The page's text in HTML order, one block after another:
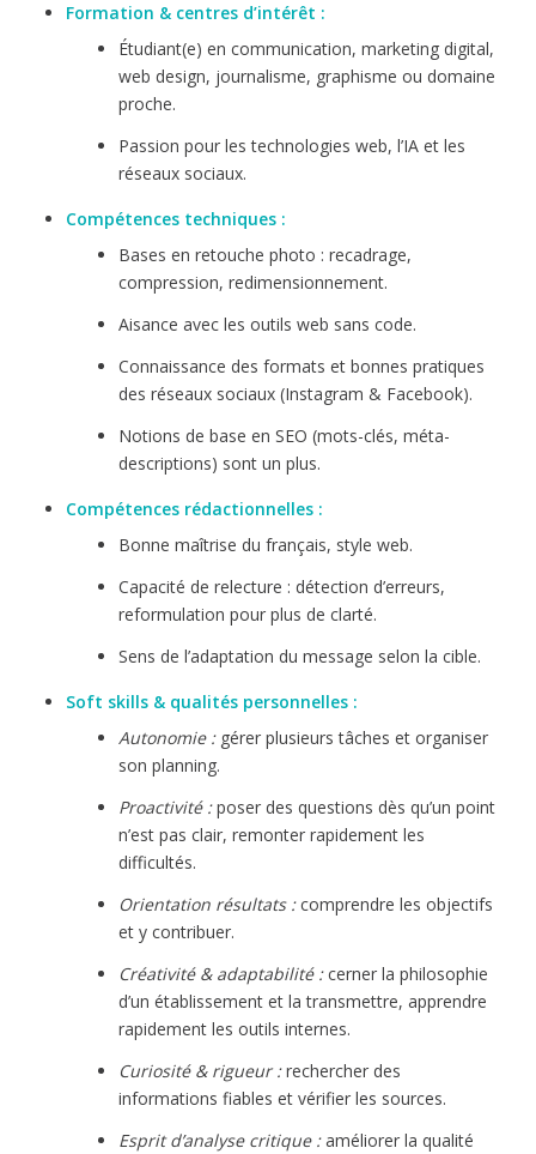
Formation & centres d’intérêt :
Étudiant(e) en communication, marketing digital,
web design, journalisme, graphisme ou domaine
proche.
Passion pour les technologies web, l’IA et les
réseaux sociaux.
Compétences techniques :
Bases en retouche photo : recadrage,
compression, redimensionnement.
Aisance avec les outils web sans code.
Connaissance des formats et bonnes pratiques
des réseaux sociaux (Instagram & Facebook).
Notions de base en SEO (mots-clés, méta-
descriptions) sont un plus.
Compétences rédactionnelles :
Bonne maîtrise du français, style web.
Capacité de relecture : détection d’erreurs,
reformulation pour plus de clarté.
Sens de l’adaptation du message selon la cible.
Soft skills & qualités personnelles :
Autonomie :gérer plusieurs tâches et organiser
son planning.
Proactivité :poser des questions dès qu’un point
n’est pas clair, remonter rapidement les
difficultés.
Orientation résultats :comprendre les objectifs
et y contribuer.
Créativité & adaptabilité :cerner la philosophie
d’un établissement et la transmettre, apprendre
rapidement les outils internes.
Curiosité & rigueur :rechercher des
informations fiables et vérifier les sources.
Esprit d’analyse critique :améliorer la qualité